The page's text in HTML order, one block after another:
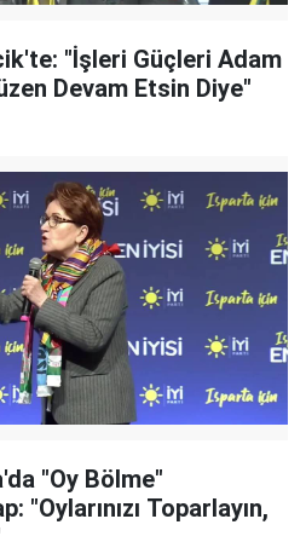
"İşleri Güçleri Adam
Devam Etsin Diye"
"Oy Bölme"
"Oylarınızı Toparlayın,